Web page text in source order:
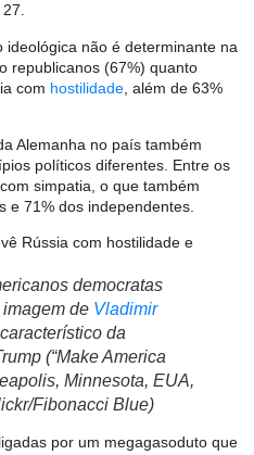
não é determinante na
republicanos (67%) quanto
com hostilidade , além de 63%
Alemanha no país também
políticos diferentes. Entre os
simpatia, o que também
e 71% dos independentes.
democratas
de Vladimir
da
(“Make America
Minnesota, EUA,
Fibonacci Blue)
por um megagasoduto que